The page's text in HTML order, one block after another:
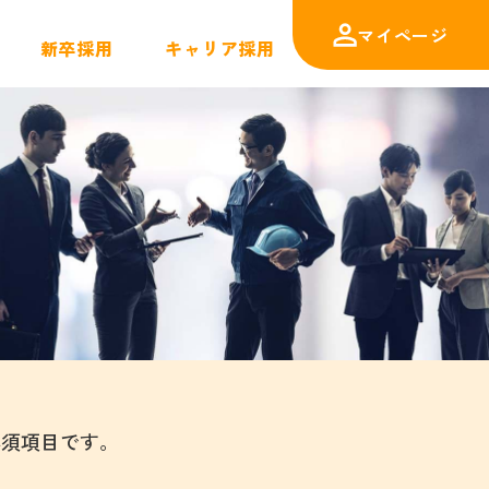
新卒採用 キャリア採用 マイページ
項目です。